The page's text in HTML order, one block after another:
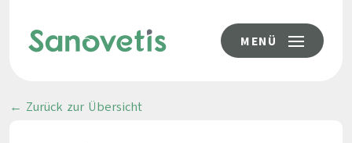
MENÜ
← Zurück zur Übersicht